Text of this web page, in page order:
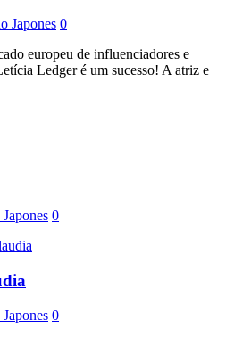
Japones 0
europeu de influenciadores e
Ledger é um sucesso! A atriz e
0
0